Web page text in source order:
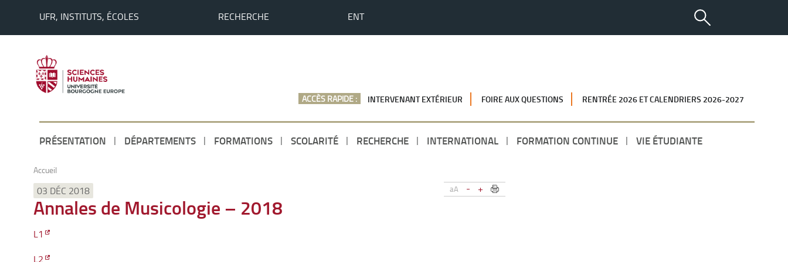
UFR, INSTITUTS, ÉCOLES RECHERCHE ENT
ACCÈS RAPIDE : INTERVENANT EXTÉRIEUR FOIRE AUX QUESTIONS RENTRÉE 2026 ET CALENDRIERS 2026-2027
PRÉSENTATION DÉPARTEMENTS FORMATIONS SCOLARITÉ RECHERCHE INTERNATIONAL FORMATION CONTINUE VIE ÉTUDIANTE
Accueil
aA - +
03 DÉC 2018
Annales de Musicologie – 2018
L1
L2